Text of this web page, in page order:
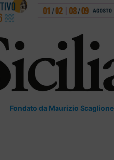
Fondato da Maurizio Scaglione